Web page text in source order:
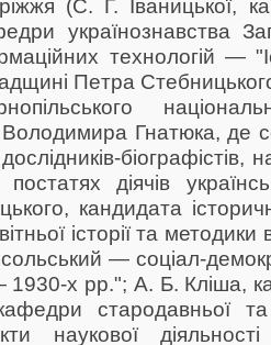
(С. Г. Іваницької,
українознавства
технологій —
Петра
Володимира Гнатюка, де
біографістів,
діячів
кандидата
історії та
— соціал-
х рр."; А. Б. Кліша,
стародавньої
наукової